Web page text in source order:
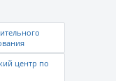
центр по